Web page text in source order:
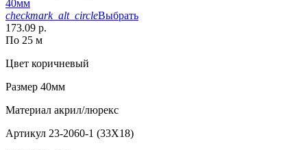
40мм
checkmark_alt_circleВыбрать
173.09 р.
По 25 м
Цвет коричневый
Размер 40мм
Материал акрил/люрекс
Артикул 23-2060-1 (33X18)